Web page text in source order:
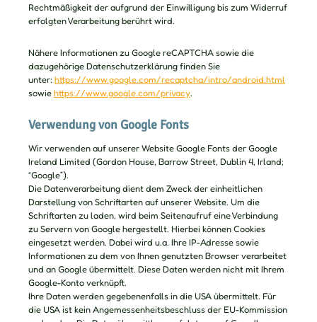
Rechtmäßigkeit der aufgrund der Einwilligung bis zum Widerruf
erfolgten Verarbeitung berührt wird.
Nähere Informationen zu Google reCAPTCHA sowie die
dazugehörige Datenschutzerklärung finden Sie
unter: https://www.google.com/recaptcha/intro/android.html
sowie https://www.google.com/privacy.
Verwendung von Google Fonts
Wir verwenden auf unserer Website Google Fonts der Google
Ireland Limited (Gordon House, Barrow Street, Dublin 4, Irland;
“Google”).
Die Datenverarbeitung dient dem Zweck der einheitlichen
Darstellung von Schriftarten auf unserer Website. Um die
Schriftarten zu laden, wird beim Seitenaufruf eine Verbindung
zu Servern von Google hergestellt. Hierbei können Cookies
eingesetzt werden. Dabei wird u.a. Ihre IP-Adresse sowie
Informationen zu dem von Ihnen genutzten Browser verarbeitet
und an Google übermittelt. Diese Daten werden nicht mit Ihrem
Google-Konto verknüpft.
Ihre Daten werden gegebenenfalls in die USA übermittelt. Für
die USA ist kein Angemessenheitsbeschluss der EU-Kommission